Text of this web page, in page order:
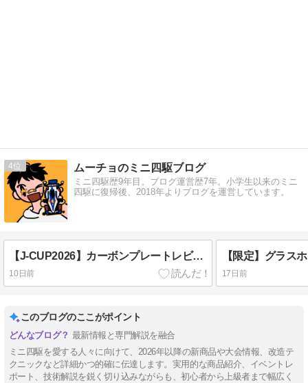
4 ムーチョのミニ四駆ブログ
ミニ四駆歴9年目。ブログ運営歴7年。小学生以来のミニ
四駆に復帰後、2018年よりブログを運営しています。
【J-CUP2026】カーボンプレートレビュー｜直線形状で使い方が広がる
10日前 17日前
このブログのここがポイント
最新情報と専門解説を融合
ミニ四駆を愛する人々に向けて、2026年以降の新商品や大会情報、改造テ
クニックなど詳細かつ的確に伝達します。実用的な商品紹介、イベントレ
ポート、技術解説を鋭く切り込みながらも、初心者から上級者まで幅広く